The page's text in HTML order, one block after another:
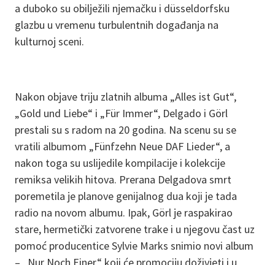
a duboko su obilježili njemačku i düsseldorfsku
glazbu u vremenu turbulentnih događanja na
kulturnoj sceni.
Nakon objave triju zlatnih albuma „Alles ist Gut“,
„Gold und Liebe“ i „Für Immer“, Delgado i Görl
prestali su s radom na 20 godina. Na scenu su se
vratili albumom „Fünfzehn Neue DAF Lieder“, a
nakon toga su uslijedile kompilacije i kolekcije
remiksa velikih hitova. Prerana Delgadova smrt
poremetila je planove genijalnog dua koji je tada
radio na novom albumu. Ipak, Görl je raspakirao
stare, hermetički zatvorene trake i u njegovu čast uz
pomoć producentice Sylvie Marks snimio novi album
– „Nur Noch Einer“ koji će promociju doživjeti i u